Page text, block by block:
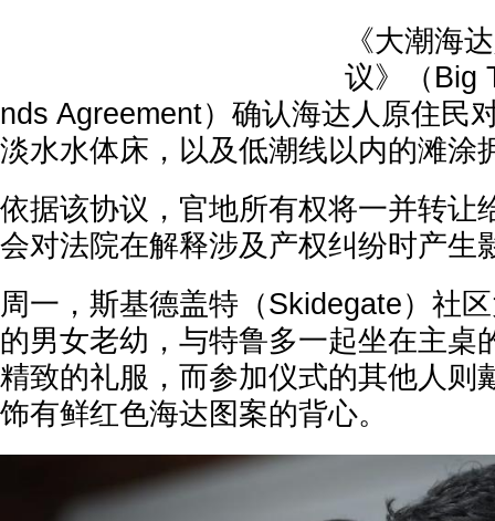
《大潮海
议》（Big
nds Agreement）确认海达人原住民
淡水水体床，以及低潮线以内的滩涂
依据该协议，官地所有权将一并转让
会对法院在解释涉及产权纠纷时产生
周一，斯基德盖特（Skidegate）社
的男女老幼，与特鲁多一起坐在主桌
精致的礼服，而参加仪式的其他人则
饰有鲜红色海达图案的背心。